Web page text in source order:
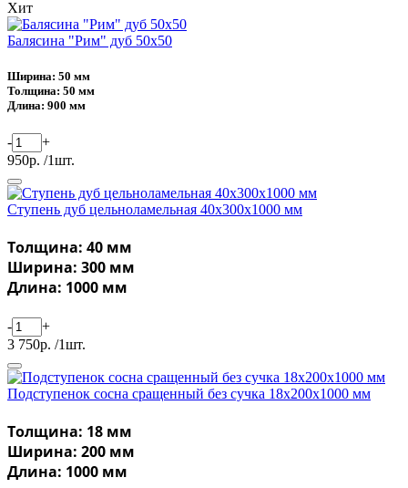
Хит
Балясина "Рим" дуб 50х50
Ширина: 50 мм
Толщина: 50 мм
Длина: 900 мм
-
+
950р. /1шт.
Ступень дуб цельноламельная 40х300х1000 мм
Толщина: 40 мм
Ширина: 300 мм
Длина: 1000 мм
-
+
3 750р. /1шт.
Подступенок сосна сращенный без сучка 18х200х1000 мм
Толщина: 18 мм
Ширина: 200 мм
Длина: 1000 мм